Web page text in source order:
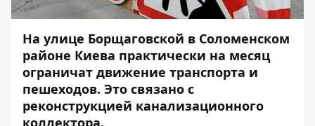
На улице Борщаговской в Соломенском
районе Киева практически на месяц
ограничат движение транспорта и
пешеходов. Это связано с
реконструкцией канализационного
коллектора.